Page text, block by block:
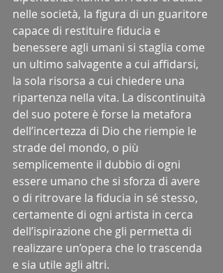
nelle società, la figura di un guaritore
capace di restituire fiducia e
benessere agli umani si staglia come
un ultimo salvagente a cui affidarsi,
la sola risorsa a cui chiedere una
ripartenza nella vita. La discontinuità
del suo potere è forse la metafora
dell’incertezza di Dio che riempie le
strade del mondo, o più
semplicemente il dubbio di ogni
essere umano che si sforza di avere
o di ritrovare la fiducia in sé stesso,
certamente di ogni artista in cerca
dell’ispirazione che gli permetta di
realizzare un’opera che lo trascenda
e sia utile agli altri.